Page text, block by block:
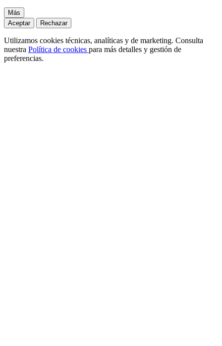
Más
Aceptar
Rechazar
Utilizamos cookies técnicas, analíticas y de marketing. Consulta
nuestra Política de cookies para más detalles y gestión de
preferencias.